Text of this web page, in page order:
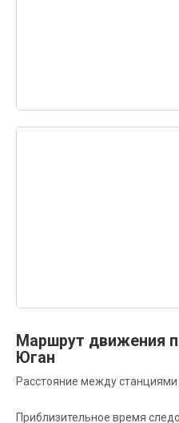
Маршрут движения
Юган
Расстояние между станциями
Приблизительное время